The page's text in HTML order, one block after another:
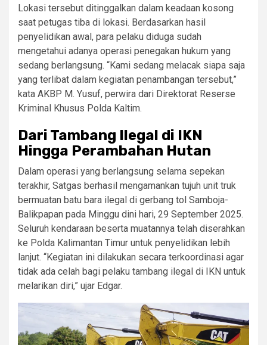
Lokasi tersebut ditinggalkan dalam keadaan kosong
saat petugas tiba di lokasi. Berdasarkan hasil
penyelidikan awal, para pelaku diduga sudah
mengetahui adanya operasi penegakan hukum yang
sedang berlangsung. “Kami sedang melacak siapa saja
yang terlibat dalam kegiatan penambangan tersebut,”
kata AKBP M. Yusuf, perwira dari Direktorat Reserse
Kriminal Khusus Polda Kaltim.
Dari Tambang Ilegal di IKN
Hingga Perambahan Hutan
Dalam operasi yang berlangsung selama sepekan
terakhir, Satgas berhasil mengamankan tujuh unit truk
bermuatan batu bara ilegal di gerbang tol Samboja-
Balikpapan pada Minggu dini hari, 29 September 2025.
Seluruh kendaraan beserta muatannya telah diserahkan
ke Polda Kalimantan Timur untuk penyelidikan lebih
lanjut. “Kegiatan ini dilakukan secara terkoordinasi agar
tidak ada celah bagi pelaku tambang ilegal di IKN untuk
melarikan diri,” ujar Edgar.